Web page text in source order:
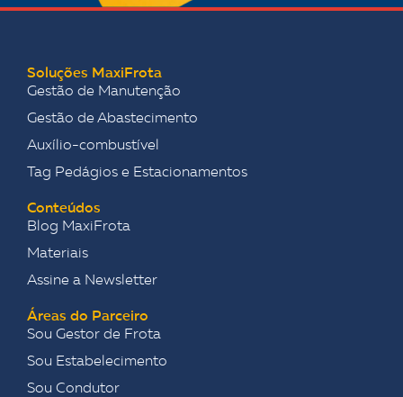
Soluções MaxiFrota
Gestão de Manutenção
Gestão de Abastecimento
Auxílio-combustível
Tag Pedágios e Estacionamentos
Conteúdos
Blog MaxiFrota
Materiais
Assine a Newsletter
Áreas do Parceiro
Sou Gestor de Frota
Sou Estabelecimento
Sou Condutor